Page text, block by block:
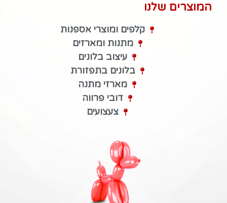
המוצרים שלנו
קלפים ומוצרי אספנות
מתנות ומארזים
עיצוב בלונים
בלונים בתפזורת
מארזי מתנה
דובי פרווה
צעצועים